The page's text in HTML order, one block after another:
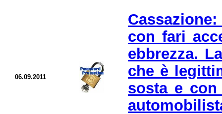
06.09.2011
con fari
ebbrezza.
che è
sosta e